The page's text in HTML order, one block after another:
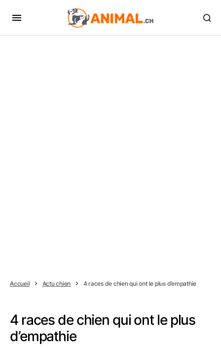
Accueil Actu chien 4 races de chien qui ont le plus d’empathie
4 races de chien qui ont le plus
d’empathie